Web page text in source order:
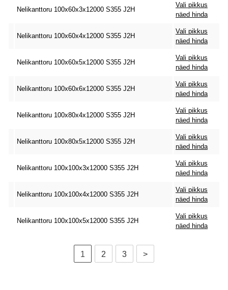
Nelikanttoru 100x60x3x12000 S355 J2H
Vali pikkus
näed hinda
Nelikanttoru 100x60x4x12000 S355 J2H
Vali pikkus
näed hinda
Nelikanttoru 100x60x5x12000 S355 J2H
Vali pikkus
näed hinda
Nelikanttoru 100x60x6x12000 S355 J2H
Vali pikkus
näed hinda
Nelikanttoru 100x80x4x12000 S355 J2H
Vali pikkus
näed hinda
Nelikanttoru 100x80x5x12000 S355 J2H
Vali pikkus
näed hinda
Nelikanttoru 100x100x3x12000 S355 J2H
Vali pikkus
näed hinda
Nelikanttoru 100x100x4x12000 S355 J2H
Vali pikkus
näed hinda
Nelikanttoru 100x100x5x12000 S355 J2H
Vali pikkus
näed hinda
1 2 3 >